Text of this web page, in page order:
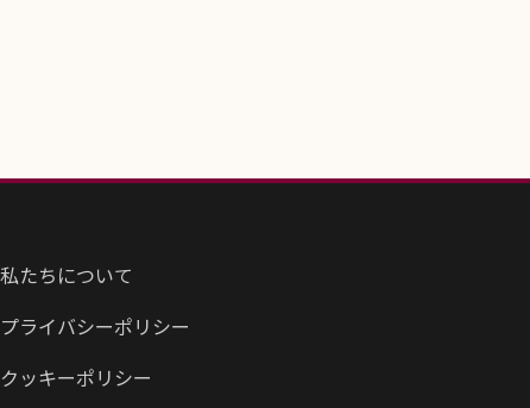
私たちについて
プライバシーポリシー
クッキーポリシー